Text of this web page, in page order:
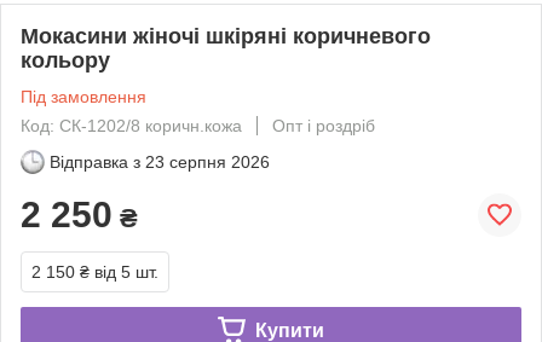
Мокасини жіночі шкіряні коричневого
кольору
Під замовлення
Код: СК-1202/8 коричн.кожа
Опт і роздріб
Відправка з 23 серпня 2026
2 250 ₴
2 150 ₴ від 5 шт.
Купити